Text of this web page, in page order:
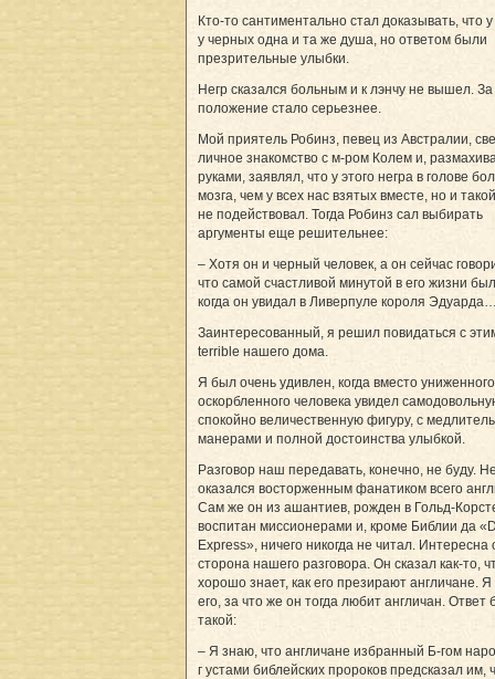
Кто-то сантиментально стал доказывать, что
у черных одна и та же душа, но ответом были
презрительные улыбки.
Негр сказался больным и к лэнчу не вышел.
положение стало серьезнее.
Мой приятель Робинз, певец из Австралии,
личное знакомство с м-ром Колем и,
руками, заявлял, что у этого негра в голове
мозга, чем у всех нас взятых вместе, но и
не подействовал. Тогда Робинз сал выбирать
аргументы еще решительнее:
– Хотя он и черный человек, а он сейчас
что самой счастливой минутой в его жизни
когда он увидал в Ливерпуле короля
Заинтересованный, я решил повидаться с
terrible нашего дома.
Я был очень удивлен, когда вместо
оскорбленного человека увидел
спокойно величественную фигуру, с
манерами и полной достоинства улыбкой.
Разговор наш передавать, конечно, не буду.
оказался восторженным фанатиком всего
Сам же он из ашантиев, рожден в Гольд-
воспитан миссионерами и, кроме Библии да
Express», ничего никогда не читал. Интересна
сторона нашего разговора. Он сказал как-то,
хорошо знает, как его презирают англичане.
его, за что же он тогда любит англичан. Ответ
такой:
– Я знаю, что англичане избранный Б-гом
г устами библейских пророков предсказал им,